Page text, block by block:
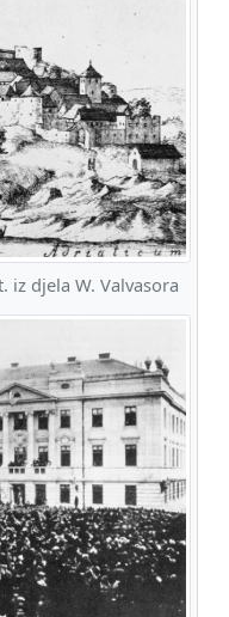
iz djela W. Valvasora